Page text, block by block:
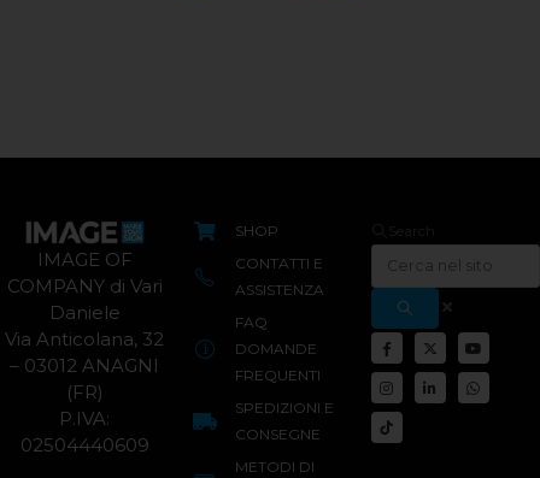
IMAGE OF
COMPANY di Vari
Daniele
Via Anticolana, 32
– 03012 ANAGNI
(FR)
P.IVA:
02504440609
SHOP
CONTATTI E
ASSISTENZA
FAQ
DOMANDE
FREQUENTI
SPEDIZIONI E
CONSEGNE
METODI DI